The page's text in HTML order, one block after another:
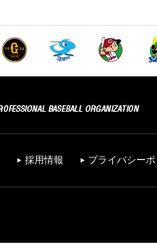
採用情報 プライバシー